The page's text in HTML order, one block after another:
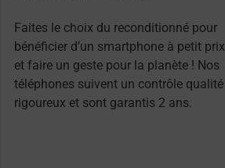
Faites le choix du reconditionné pour
bénéficier d’un smartphone à petit prix
et faire un geste pour la planète ! Nos
téléphones suivent un contrôle qualité
rigoureux et sont garantis 2 ans.